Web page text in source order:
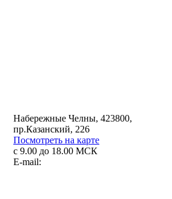
Набережные Челны, 423800,
пр.Казанский, 226
Посмотреть на карте
с 9.00 до 18.00 МСК
E-mail: